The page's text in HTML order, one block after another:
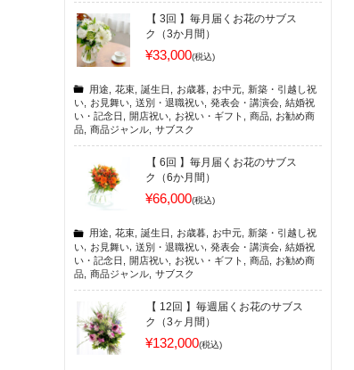
【 3回 】毎月届くお花のサブス
ク（3か月間）
¥33,000(税込)
用途 花束 誕生日 お歳暮 お中元
新築・引越し祝
い
お見舞い 送別・退職祝い 発表会・講演会 結婚祝
い・記念日
開店祝い お祝い・ギフト 商品
お勧め商
品, 商品ジャンル, サブスク
【 6回 】毎月届くお花のサブス
ク（6か月間）
¥66,000(税込)
用途, 花束, 誕生日 , お歳暮, お中元, 新築・引越し祝
い, お見舞い, 送別・退職祝い, 発表会・講演会, 結婚祝
い・記念日
開店祝い お祝い・ギフト 商品
お勧め商
品 商品ジャンル サブスク
【 12回 】毎週届くお花のサブス
ク（3ヶ月間）
¥132,000(税込)